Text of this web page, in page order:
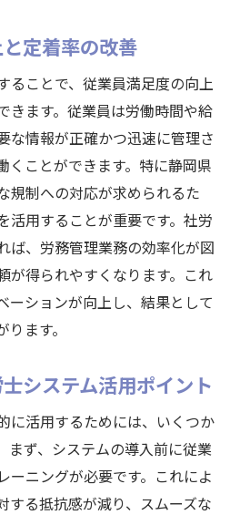
定着率の改善
ることで、従業員満足度の向上
きます。従業員は労働時間や給
な情報が正確かつ迅速に管理さ
くことができます。特に静岡県
規制への対応が求められるた
活用することが重要です。社労
ば、労務管理業務の効率化が図
が得られやすくなります。これ
ーションが向上し、結果として
ます。
システム活用ポイント
に活用するためには、いくつか
まず、システムの導入前に従業
ーニングが必要です。これによ
する抵抗感が減り、スムーズな